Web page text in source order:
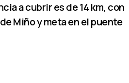
a cubrir es de 14 km, con
Miño y meta en el puente